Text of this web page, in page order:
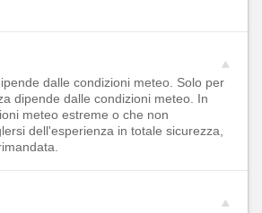
dalle condizioni meteo. Solo per
dipende dalle condizioni meteo. In
meteo estreme o che non
dell'esperienza in totale sicurezza,